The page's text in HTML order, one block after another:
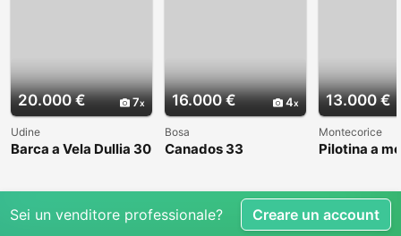
20.000 € 7
Udine
Barca a Vela Dullia 30
16.000 € 4
Bosa
Canados 33
13.000 €
Montecorice
Pilotina a
Sei un venditore professionale? Creare un account